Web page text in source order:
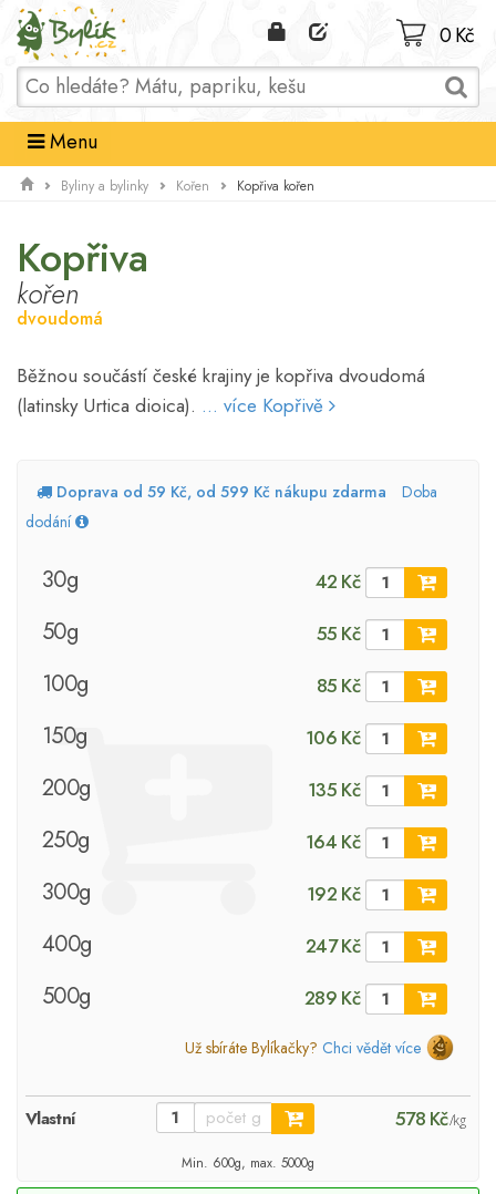
Domů
0 Kč
Menu
Byliny a bylinky Kořen Kopřiva kořen
Kopřiva
kořen
dvoudomá
Běžnou součástí české krajiny je kopřiva dvoudomá
(latinsky Urtica dioica). ... více Kopřivě
Doprava od 59 Kč, od 599 Kč nákupu zdarma
Doba
dodání
30g 42 Kč
50g 55 Kč
100g 85 Kč
150g 106 Kč
200g 135 Kč
250g 164 Kč
300g 192 Kč
400g 247 Kč
500g 289 Kč
Už sbíráte Bylíkačky? Chci vědět více
Vlastní 578 Kč/kg
Min. 600g, max. 5000g